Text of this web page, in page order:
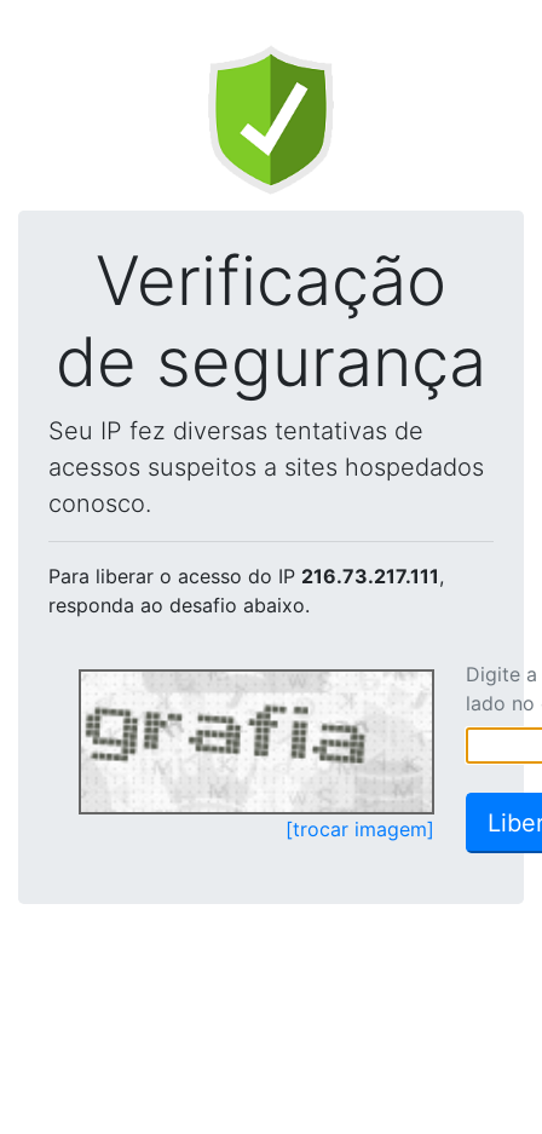
Verificação
de segurança
Seu IP fez diversas tentativas de
acessos suspeitos a sites hospedados
conosco.
Para liberar o acesso do IP 216.73.217.111,
responda ao desafio abaixo.
[trocar imagem]
Digite
lado no